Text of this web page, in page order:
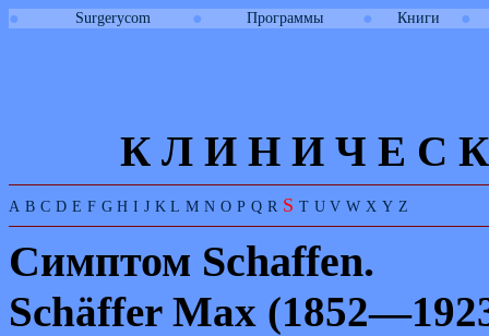
● Surgerycom ● Программы ● Книги ●
К Л И Н И Ч Е С К
A B C D E F G H I J K L M N O P Q R S T U V W X Y Z
Симптом Schaffen.
Schäffer Max